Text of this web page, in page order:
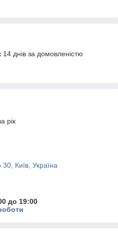
днів за домовленістю
рік
30, Київ, Україна
до 19:00